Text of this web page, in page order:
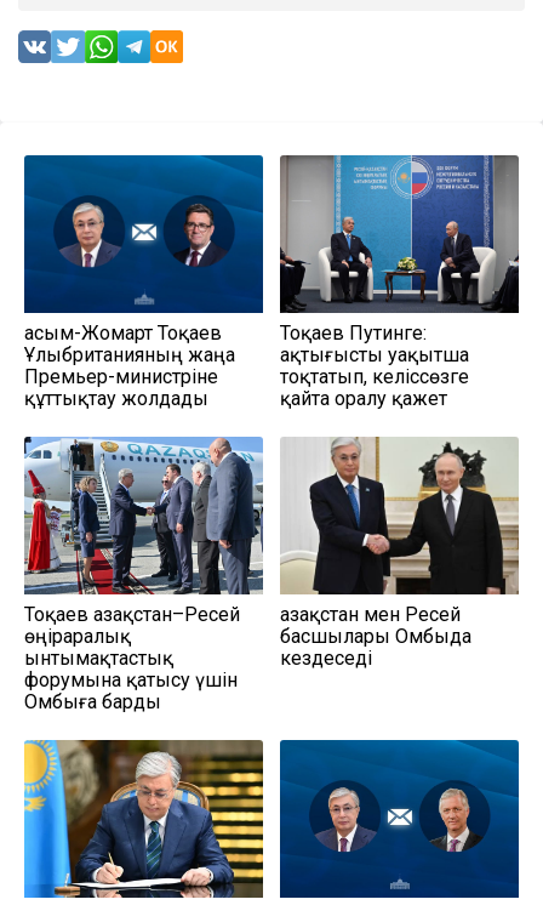
Қасым-Жомарт Тоқаев
Ұлыбританияның жаңа
Премьер-министріне
құттықтау жолдады
Тоқаев Путинге:
Қақтығысты уақытша
тоқтатып, келіссөзге
қайта оралу қажет
Тоқаев Қазақстан–Ресей
өңіраралық
ынтымақтастық
форумына қатысу үшін
Омбыға барды
Қазақстан мен Ресей
басшылары Омбыда
кездеседі